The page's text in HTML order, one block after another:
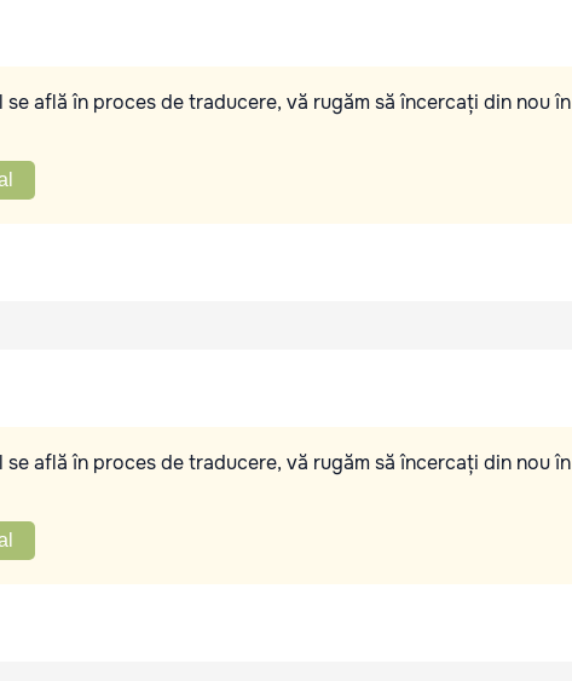
află în proces de traducere, vă rugăm să încercați din nou în
află în proces de traducere, vă rugăm să încercați din nou în